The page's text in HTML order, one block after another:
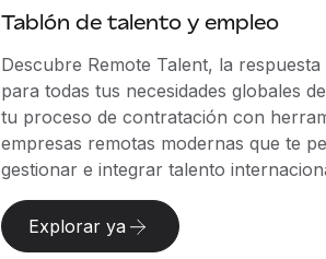
Tablón de talento y empleo
Descubre Remote Talent, la
para todas tus necesidades globales
tu proceso de contratación con
empresas remotas modernas que te
gestionar e integrar talento
Explorar ya